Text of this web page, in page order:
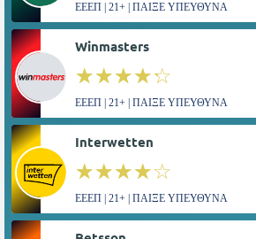
ΕΕΕΠ | 21+ | ΠΑΙΞΕ ΥΠΕΥΘΥΝΑ
Winmasters
☆☆☆☆☆
★★★★★
ΕΕΕΠ | 21+ | ΠΑΙΞΕ ΥΠΕΥΘΥΝΑ
Interwetten
☆☆☆☆☆
★★★★★
ΕΕΕΠ | 21+ | ΠΑΙΞΕ ΥΠΕΥΘΥΝΑ